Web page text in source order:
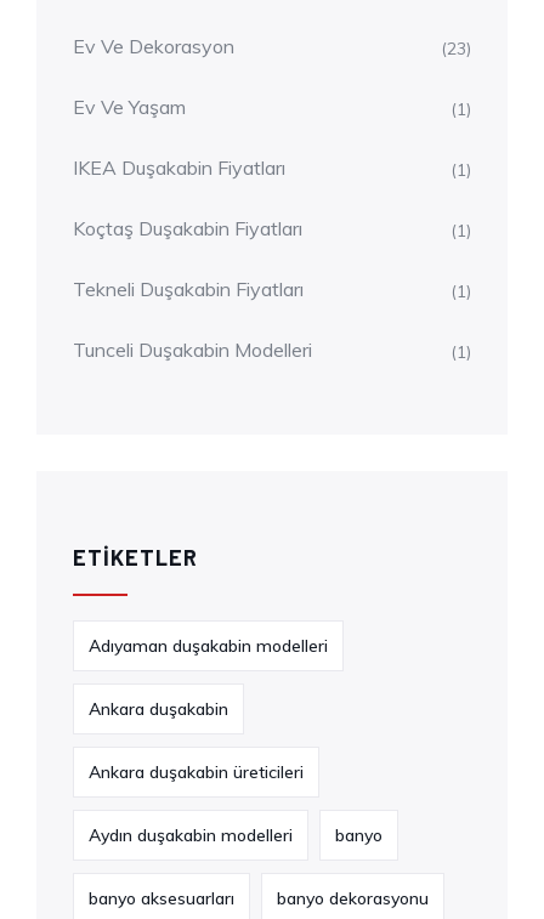
Ev Ve Dekorasyon (23)
Ev Ve Yaşam (1)
IKEA Duşakabin Fiyatları (1)
Koçtaş Duşakabin Fiyatları (1)
Tekneli Duşakabin Fiyatları (1)
Tunceli Duşakabin Modelleri (1)
ETIKETLER
Adıyaman duşakabin modelleri
Ankara duşakabin
Ankara duşakabin üreticileri
Aydın duşakabin modelleri banyo
banyo aksesuarları banyo dekorasyonu